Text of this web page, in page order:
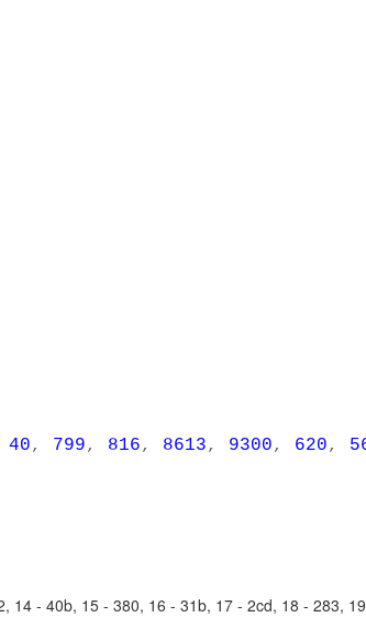
40, 799, 816, 8613, 9300, 620,
- 40b, 15 - 380, 16 - 31b, 17 - 2cd, 18 - 283,